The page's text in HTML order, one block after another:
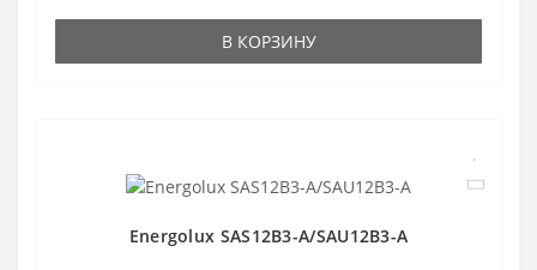
В КОРЗИНУ
Energolux SAS12B3-A/SAU12B3-A